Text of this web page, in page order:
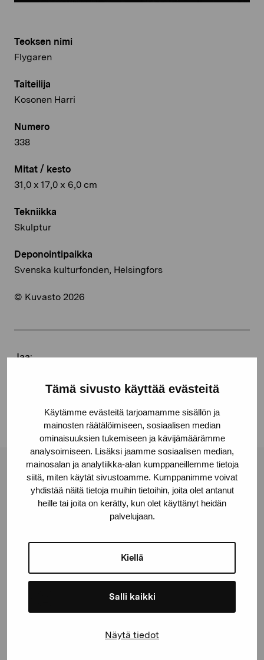
Tämä sivusto käyttää evästeitä
Käytämme evästeitä tarjoamamme sisällön ja
mainosten räätälöimiseen, sosiaalisen median
ominaisuuksien tukemiseen ja kävijämäärämme
analysoimiseen. Lisäksi jaamme sosiaalisen median,
mainosalan ja analytiikka-alan kumppaneillemme tietoja
siitä, miten käytät sivustoamme. Kumppanimme voivat
yhdistää näitä tietoja muihin tietoihin, joita olet antanut
heille tai joita on kerätty, kun olet käyttänyt heidän
palvelujaan.
Kiellä
Salli kaikki
Näytä tiedot
Teoksen nimi
Flygaren
Taiteilija
Kosonen Harri
Numero
338
Mitat / kesto
31,0 x 17,0 x 6,0 cm
Tekniikka
Skulptur
Deponointipaikka
Svenska kulturfonden, Helsingfors
© Kuvasto 2026
Jaa:
Pro Artibus -säätiö
Kustaa Vaasan katu 11